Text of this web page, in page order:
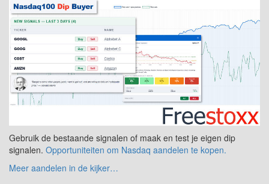
Gebruik de bestaande signalen of maak en test je eigen dip
signalen. Opportuniteiten om Nasdaq aandelen te kopen.
Meer aandelen in de kijker…